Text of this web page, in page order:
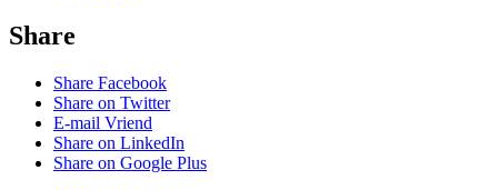
Share
Share Facebook
Share on Twitter
E-mail Vriend
Share on LinkedIn
Share on Google Plus